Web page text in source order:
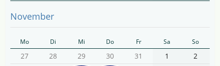
November
Mo Di Mi Do Fr Sa So
27 28 29 30 31 1
2